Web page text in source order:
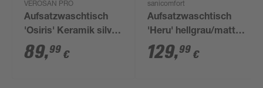
VEROSAN PRO
Aufsatzwaschtisch
'Osiris' Keramik silver
gemustert Ø 35,8 cm
89,99 €
sanicomfort
Aufsatzwaschtisch
'Heru' hellgrau/matt
44 x 44 x 16,3 cm
129,99 €